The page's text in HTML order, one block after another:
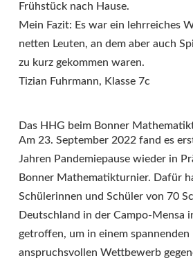
Frühstück nach Hause.
Mein Fazit: Es war ein lehrreiches
netten Leuten, an dem aber auch
zu kurz gekommen waren.
Tizian Fuhrmann, Klasse 7c
Das HHG beim Bonner
Am 23. September 2022 fand es
Jahren Pandemiepause wieder in
Bonner Mathematikturnier. Dafür
Schülerinnen und Schüler von 70
Deutschland in der Campo-Mensa
getroffen, um in einem spannenden
anspruchsvollen Wettbewerb